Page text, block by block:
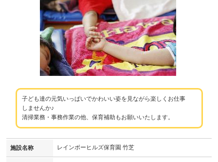
子ども達の元気いっぱいでかわいい姿を見ながら楽しくお仕事
しませんか♪
清掃業務・事務作業の他、保育補助もお願いいたします。
施設名称 レインボーヒルズ保育園 竹芝